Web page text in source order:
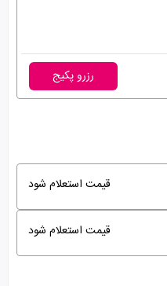
رزرو پکیج
قیمت استعلام شود
قیمت استعلام شود